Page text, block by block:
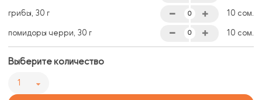
грибы, 30 г 10 сом.
помидоры черри, 30 г 10 сом.
Выберите количество
1